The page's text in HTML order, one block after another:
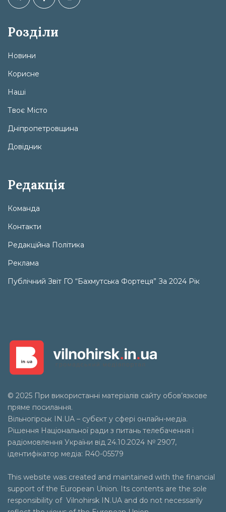
Розділи
Новини
Корисне
Наші
Твоє Місто
Дніпропетровщина
Довідник
Редакція
Команда
Контакти
Редакційна Політика
Реклама
Публічний Звіт ГО “Бахмутська Фортеця” За 2024 Рік
© 2025 При використанні матеріалів сайту обов’язкове
пряме посилання.
Вільногірськ IN.UA – субєкт у сфері онлайн-медіа.
Рішення Національної ради з питань телебачення і
радіомовлення України від 24.10.2024 № 2907,
ідентифікатор медіа: R40-05579
This website was created and maintained with the financial
support of the European Union. Its contents are the sole
responsibility of Vilnohirsk IN.UA and do not necessarily